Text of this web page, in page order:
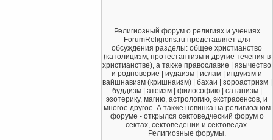
Религиозный форум о религиях и учениях
ForumReligions.ru представляет для
обсуждения разделы: общее христианство
(католицизм, протестантизм и другие течения в
христианстве), а также православие | язычество
и родноверие | иудаизм | ислам | индуизм и
вайшнавизм (кришнаизм) | бахаи | зороастризм |
буддизм | атеизм | философию | сатанизм |
эзотерику, магию, астрологию, экстрасенсов, и
многое другое. А также новинка на религиозном
форуме - открылся сектоведческий форум о
сектах, сектоведении и сектоведах.
Религиозные форумы.